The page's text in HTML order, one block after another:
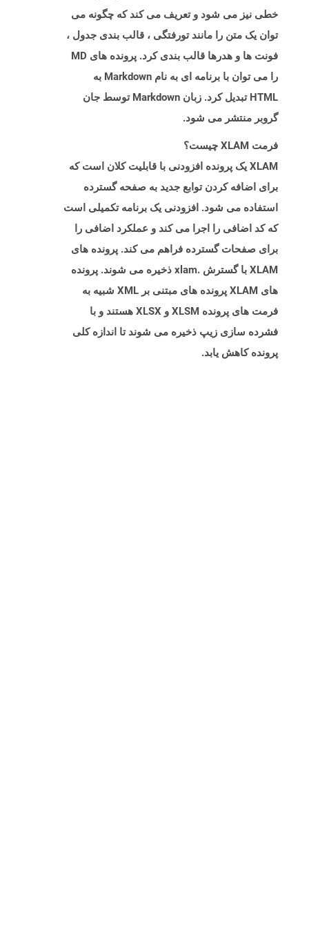
خطی نیز می شود و تعریف می کند که چگونه می
توان یک متن را مانند تورفتگی ، قالب بندی جدول ،
فونت ها و هدرها قالب بندی کرد. پرونده های MD
را می توان با برنامه ای به نام Markdown به
HTML تبدیل کرد. زبان Markdown توسط جان
گروبر منتشر می شود.
فرمت XLAM چیست؟
XLAM یک پرونده افزودنی با قابلیت کلان است که
برای اضافه کردن توابع جدید به صفحه گسترده
استفاده می شود. افزودنی یک برنامه تکمیلی است
که کد اضافی را اجرا می کند و عملکرد اضافی را
برای صفحات گسترده فراهم می کند. پرونده های
XLAM با گسترش .xlam ذخیره می شوند. پرونده
های XLAM پرونده های مبتنی بر XML شبیه به
فرمت های پرونده XLSM و XLSX هستند و با
فشرده سازی زیپ ذخیره می شوند تا اندازه کلی
پرونده کاهش یابد.